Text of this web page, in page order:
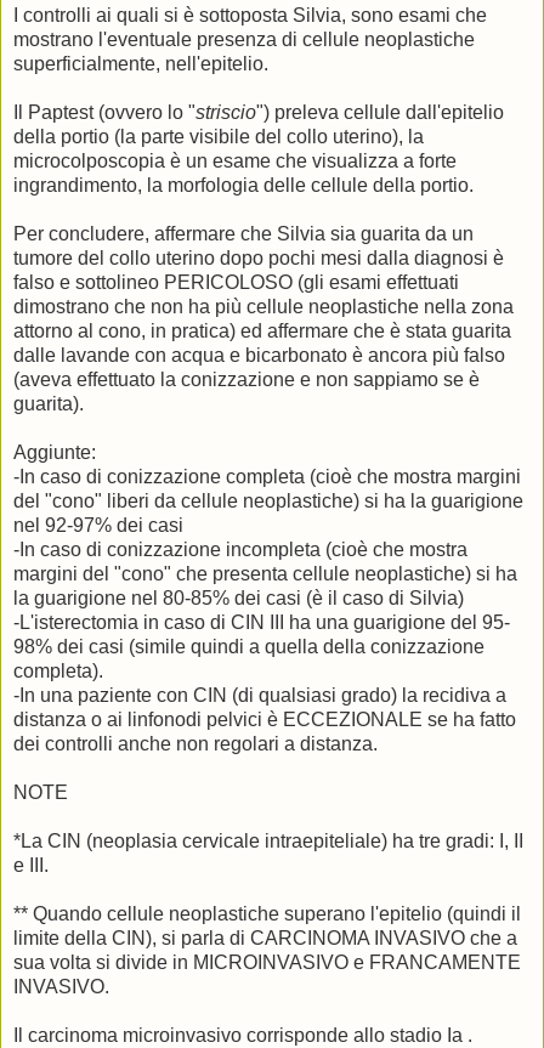
I controlli ai quali si è sottoposta Silvia, sono esami che
mostrano l'eventuale presenza di cellule neoplastiche
superficialmente, nell'epitelio.
Il Paptest (ovvero lo "striscio") preleva cellule dall'epitelio
della portio (la parte visibile del collo uterino), la
microcolposcopia è un esame che visualizza a forte
ingrandimento, la morfologia delle cellule della portio.
Per concludere, affermare che Silvia sia guarita da un
tumore del collo uterino dopo pochi mesi dalla diagnosi è
falso e sottolineo PERICOLOSO (gli esami effettuati
dimostrano che non ha più cellule neoplastiche nella zona
attorno al cono, in pratica) ed affermare che è stata guarita
dalle lavande con acqua e bicarbonato è ancora più falso
(aveva effettuato la conizzazione e non sappiamo se è
guarita).
Aggiunte:
-In caso di conizzazione completa (cioè che mostra margini
del "cono" liberi da cellule neoplastiche) si ha la guarigione
nel 92-97% dei casi
-In caso di conizzazione incompleta (cioè che mostra
margini del "cono" che presenta cellule neoplastiche) si ha
la guarigione nel 80-85% dei casi (è il caso di Silvia)
-L'isterectomia in caso di CIN III ha una guarigione del 95-
98% dei casi (simile quindi a quella della conizzazione
completa).
-In una paziente con CIN (di qualsiasi grado) la recidiva a
distanza o ai linfonodi pelvici è ECCEZIONALE se ha fatto
dei controlli anche non regolari a distanza.
NOTE
*La CIN (neoplasia cervicale intraepiteliale) ha tre gradi: I, II
e III.
** Quando cellule neoplastiche superano l'epitelio (quindi il
limite della CIN), si parla di CARCINOMA INVASIVO che a
sua volta si divide in MICROINVASIVO e FRANCAMENTE
INVASIVO.
Il carcinoma microinvasivo corrisponde allo stadio Ia .